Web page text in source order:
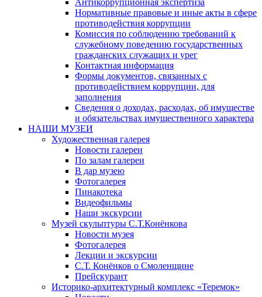
Антикоррупционная экспертиза
Нормативные правовые и иные акты в сфере
противодействия коррупции
Комиссия по соблюдению требований к
служебному поведению государственных
гражданских служащих и урег
Контактная информация
Формы документов, связанных с
противодействием коррупции, для
заполнения
Сведения о доходах, расходах, об имуществе
и обязательствах имущественного характера
НАШИ МУЗЕИ
Художественная галерея
Новости галереи
По залам галереи
В дар музею
Фотогалерея
Пинакотека
Видеофильмы
Наши экскурсии
Музей скульптуры С.Т.Конёнкова
Новости музея
Фотогалерея
Лекции и экскурсии
С.Т. Конёнков о Смоленщине
Прейскурант
Историко-архитектурный комплекс «Теремок»